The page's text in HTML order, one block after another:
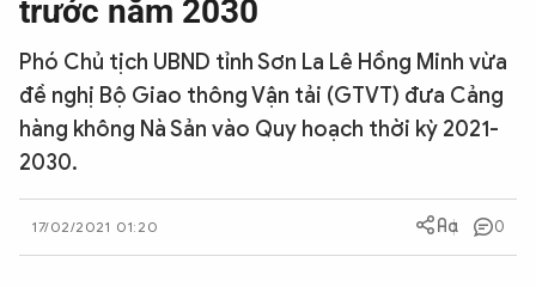
CÔNG AN TRONG LÒNG DÂN
PHÁP LUẬT
trước năm 2030
Phó Chủ tịch UBND tỉnh Sơn La Lê Hồng Minh vừa
đề nghị Bộ Giao thông Vận tải (GTVT) đưa Cảng
hàng không Nà Sản vào Quy hoạch thời kỳ 2021-
2030.
17/02/2021 01:20 0